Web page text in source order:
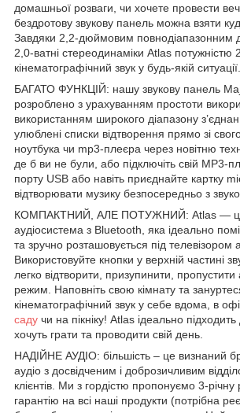
домашньої розваги, чи хочете провести
бездротову звукову панель можна взяти
Завдяки 2,2-дюймовим повнодіапазонним
2,0-ватні стереодинаміки Atlas потужністю
кінематографічний звук у будь-якій ситуації.
БАГАТО ФУНКЦІЙ: нашу звукову панель
розроблено з урахуванням простоти
використанням широкого діапазону
улюблені списки відтворення прямо зі
ноутбука чи mp3-плеєра через новітню
де б ви не були, або підключіть свій MP3-
порту USB або навіть приєднайте картку
відтворювати музику безпосередньо з
КОМПАКТНИЙ, АЛЕ ПОТУЖНИЙ: Atlas — це
аудіосистема з Bluetooth, яка ідеально
та зручно розташовується під телевізором
Використовуйте кнопки у верхній частині
легко відтворити, призупинити,
режим. Наповніть свою кімнату та
кінематографічний звук у себе вдома, в
саду чи на пікніку! Atlas ідеально підходить
хочуть грати та проводити свій день.
НАДІЙНЕ АУДІО: більшість – це визнаний
аудіо з досвідченим і доброзичливим
клієнтів. Ми з гордістю пропонуємо 3-
гарантію на всі наші продукти (потрібна